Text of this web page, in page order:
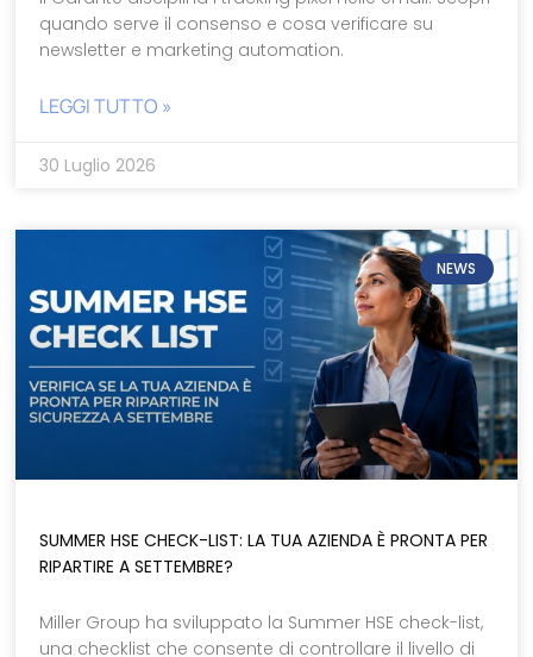
quando serve il consenso e cosa verificare su
newsletter e marketing automation.
LEGGI TUTTO »
30 Luglio 2026
NEWS
SUMMER HSE CHECK-LIST: LA TUA AZIENDA È PRONTA PER
RIPARTIRE A SETTEMBRE?
Miller Group ha sviluppato la Summer HSE check-list,
una checklist che consente di controllare il livello di